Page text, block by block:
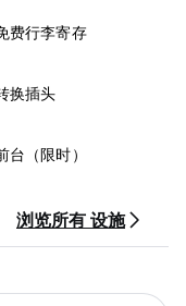
元。 (Auto-translated
费行李寄存
换插头
台（限时）
浏览所有 设施